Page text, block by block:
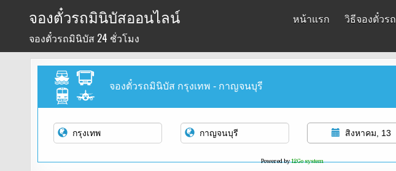
content
จองตั๋วรถมินิบัสออนไลน์
จองตั๋วรถมินิบัส 24 ชั่วโมง
หน้าแรก วิธีจองตั๋วรถ
จองตั๋วรถมินิบัส กรุงเทพ - กาญจนบุรี
สิงหาคม, 13
Powered by12Go system